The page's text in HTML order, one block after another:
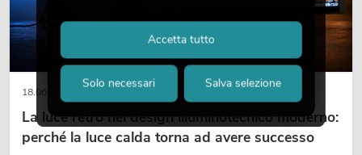
18.06.2026
La luce retrò nel design illuminotecnico moderno:
perché la luce calda torna ad avere successo
Solo necessari Salva selezione
Accetta tutto